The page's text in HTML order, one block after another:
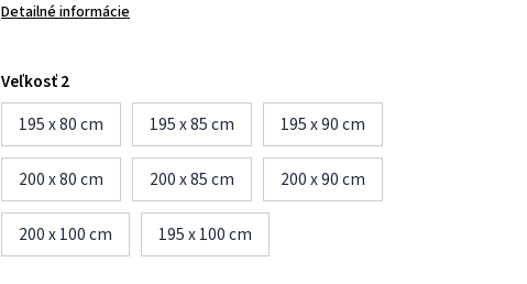
Detailné informácie
Veľkosť 2
195 x 80 cm
195 x 85 cm 195 x 90 cm
200 x 80 cm 200 x 85 cm 200 x 90 cm
200 x 100 cm 195 x 100 cm